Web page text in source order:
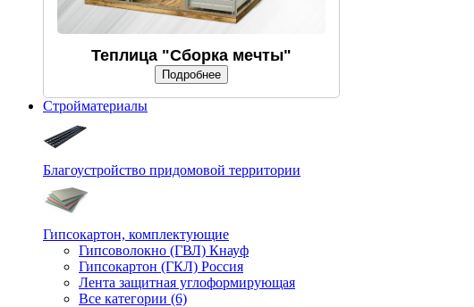
Теплица "Сборка мечты"
Подробнее
Стройматериалы
Благоустройство придомовой территории
Гипсокартон, комплектующие
Гипсоволокно (ГВЛ) Кнауф
Гипсокартон (ГКЛ) Россия
Лента защитная углоформирующая
Все категории (6)